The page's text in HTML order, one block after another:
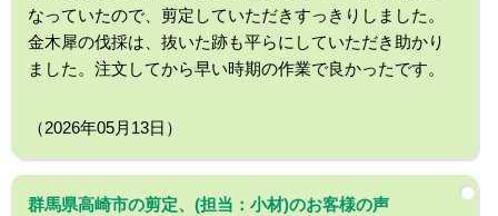
なっていたので、剪定していただきすっきりしました。
金木犀の伐採は、抜いた跡も平らにしていただき助かり
ました。注文してから早い時期の作業で良かったです。
（2026年05月13日）
群馬県高崎市の剪定、(担当：小材)のお客様の声